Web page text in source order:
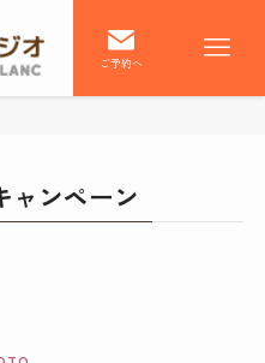
ご予約へ
ャンペーン